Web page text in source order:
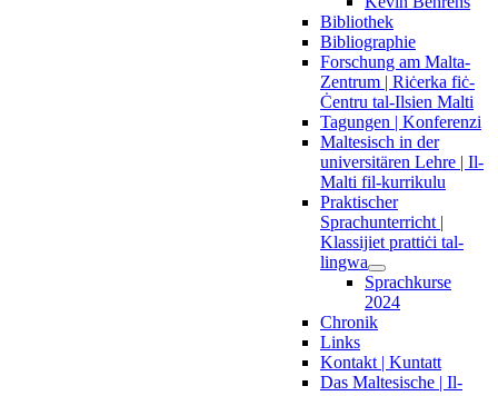
Bibliothek
Bibliographie
Forschung am Malta-
Zentrum | Riċerka fiċ-
Ċentru tal-Ilsien Malti
Tagungen | Konferenzi
Maltesisch in der
universitären Lehre | Il-
Malti fil-kurrikulu
Praktischer
Sprachunterricht |
Klassijiet prattiċi tal-
lingwa
Sprachkurse
2024
Chronik
Links
Kontakt | Kuntatt
Das Maltesische | Il-